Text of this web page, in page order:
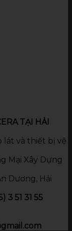
TẠI HẢI
lát và thiết bị vệ
Mại Xây Dựng
Dương, Hải
3 51 31 55